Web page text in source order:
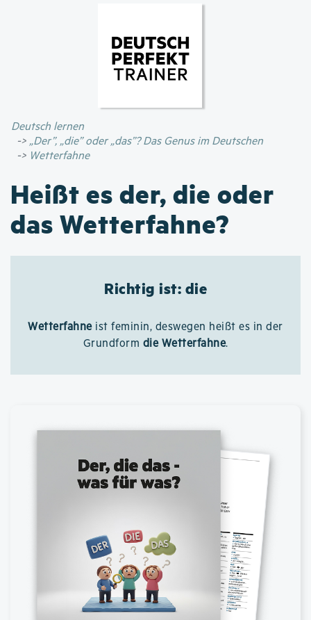
Inhalt
Deutsch lernen
„Der”, „die” oder „das”? Das Genus im Deutschen
Wetterfahne
Heißt es der, die oder
das Wetterfahne?
Richtig ist: die
Wetterfahneist feminin, deswegen heißt es in der
Grundform die Wetterfahne.